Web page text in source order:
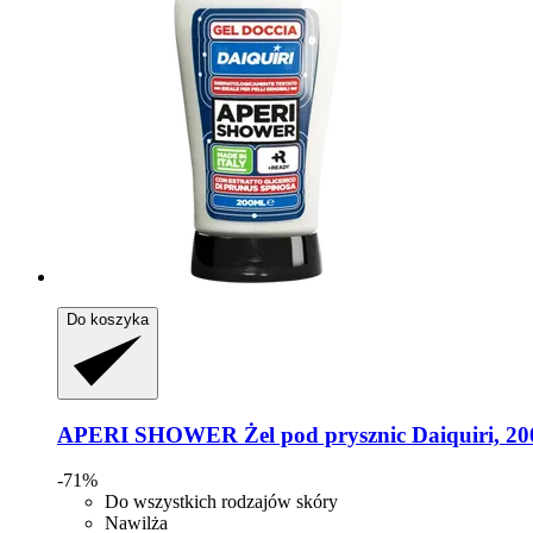
Do koszyka
APERI SHOWER Żel pod prysznic Daiquiri,
-71%
Do wszystkich rodzajów skóry
Nawilża